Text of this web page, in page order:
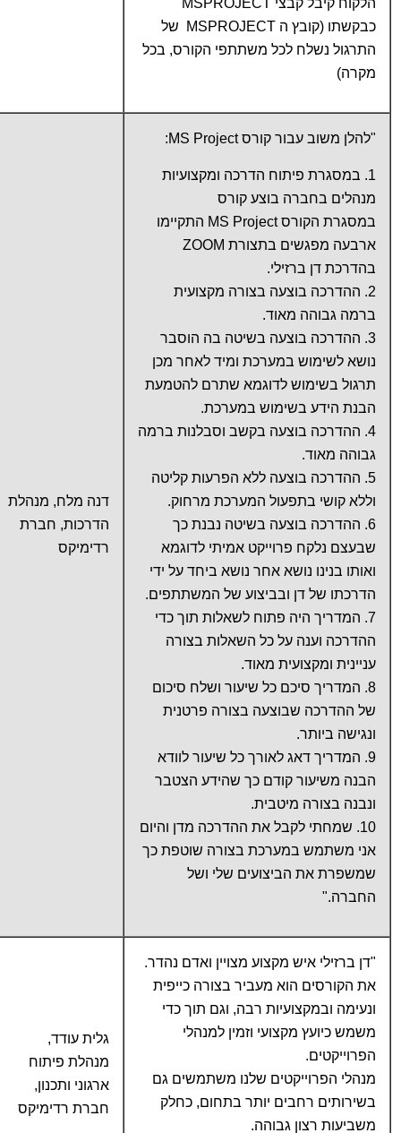
הלקוח קיבל קבצי MSPROJECT
כבקשתו (קובץ ה MSPROJECT של
התרגול נשלח לכל משתתפי הקורס, בכל
מקרה)
"להלן משוב עבור קורס MS Project:
1. במסגרת פיתוח הדרכה ומקצועיות
מנהלים בחברה בוצע קורס
במסגרת הקורס MS Project התקיימו
ארבעה מפגשים בתצורת ZOOM
בהדרכת דן ברזילי.
2. ההדרכה בוצעה בצורה מקצועית
ברמה גבוהה מאוד.
3. ההדרכה בוצעה בשיטה בה הוסבר
נושא לשימוש במערכת ומיד לאחר מכן
תרגול בשימוש לדוגמא שתרם להטמעת
הבנת הידע בשימוש במערכת.
4. ההדרכה בוצעה בקשב וסבלנות ברמה
גבוהה מאוד.
5. ההדרכה בוצעה ללא הפרעות קליטה
וללא קושי בתפעול המערכת מרחוק.
6. ההדרכה בוצעה בשיטה נבנת כך
שבעצם נלקח פרוייקט אמיתי לדוגמא
ואותו בנינו נושא אחר נושא ביחד על ידי
הדרכתו של דן ובביצוע של המשתתפים.
7. המדריך היה פתוח לשאלות תוך כדי
ההדרכה וענה על כל השאלות בצורה
עניינית ומקצועית מאוד.
8. המדריך סיכם כל שיעור ושלח סיכום
של ההדרכה שבוצעה בצורה פרטנית
ונגישה ביותר.
9. המדריך דאג לאורך כל שיעור לוודא
הבנה משיעור קודם כך שהידע הצטבר
ונבנה בצורה מיטבית.
10. שמחתי לקבל את ההדרכה מדן והיום
אני משתמש במערכת בצורה שוטפת כך
שמשפרת את הביצועים שלי ושל
החברה."
דנה מלח, מנהלת
הדרכות, חברת
רדימיקס
"דן ברזילי איש מקצוע מצויין ואדם נהדר.
את הקורסים הוא מעביר בצורה כייפית
ונעימה ובמקצועיות רבה, וגם תוך כדי
משמש כיועץ מקצועי וזמין למנהלי
הפרוייקטים.
מנהלי הפרוייקטים שלנו משתמשים גם
בשירותים רחבים יותר בתחום, כחלק
משביעות רצון גבוהה.
גלית עודד,
מנהלת פיתוח
ארגוני ותכנון,
חברת רדימיקס